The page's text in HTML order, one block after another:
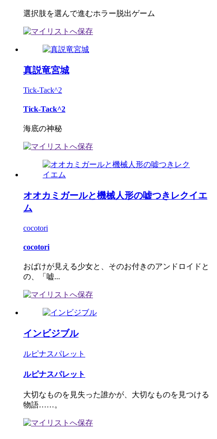
選択肢を選んで進むホラー脱出ゲーム
真説竜宮城
Tick-Tack^2
Tick-Tack^2
海底の神秘
オオカミガールと機械人形の嘘つきレクイエ
ム
cocotori
cocotori
おばけが見える少女と、そのお付きのアンドロイドと
の、「嘘...
インビジブル
ルピナスパレット
ルピナスパレット
大切なものを見失った誰かが、大切なものを見つける
物語……。